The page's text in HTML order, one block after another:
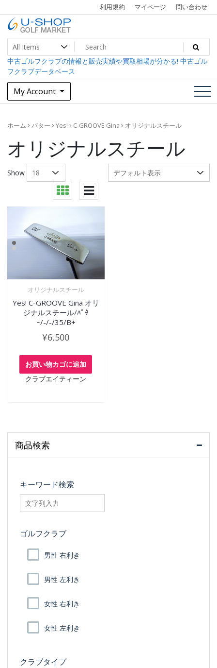
to
content
利用規約 マイページ 問い合わせ
U-SHOP Golf Market dev
中古ゴルフクラブ最大級！U-SHOPゴルフマーケット
中古ゴルフクラブの情報と販売実績や買取相場が分かる! 中古ゴル
フクラブデータベース
My Account
ホーム パター Yes! C-GROOVE Gina オリジナルスチール
オリジナルスチール
Show
オリジナルスチール
Yes! C-GROOVE Gina オリ
ジナルスチール/ﾊﾟﾀ
ｰ/-/-/35/B+
¥6,500
お買い物カゴに追加
クラブエイティーン
商品検索
キーワード検索
searchfilter_pro
ゴルフクラブ
男性 右利き
男性 左利き
女性 右利き
女性 左利き
クラブタイプ